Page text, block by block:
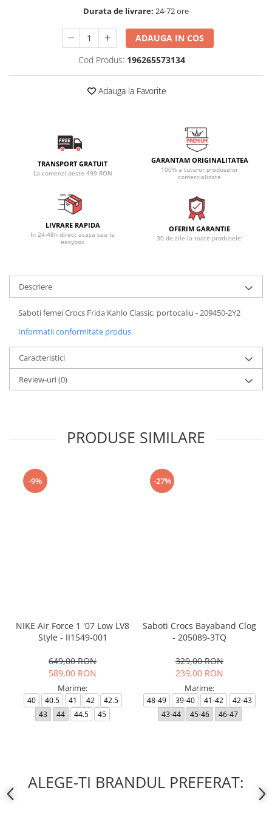
Durata de livrare: 24-72 ore
ADAUGA IN COS
Cod Produs: 196265573134
Adauga la Favorite
TRANSPORT GRATUIT
La comenzi peste 499 RON
GARANTAM ORIGINALITATEA
100% a tuturor produselor
comercializate
LIVRARE RAPIDA
In 24-48h direct acasa sau la
easybox
OFERIM GARANTIE
30 de zile la toate produsele!
Descriere
Saboti femei Crocs Frida Kahlo Classic, portocaliu - 209450-2Y2
Informatii conformitate produs
Caracteristici
Review-uri(0)
PRODUSE SIMILARE
-9%
NIKE Air Force 1 '07 Low LV8
Style - II1549-001
649,00 RON
589,00 RON
Marime:
40 40.5 41 42
42.5
43
44 44.5 45
-27%
Saboti Crocs Bayaband Clog
- 205089-3TQ
329,00 RON
239,00 RON
Marime:
48-49 39-40 41-42
42-43
43-44
45-46 46-47
ALEGE-TI BRANDUL PREFERAT: